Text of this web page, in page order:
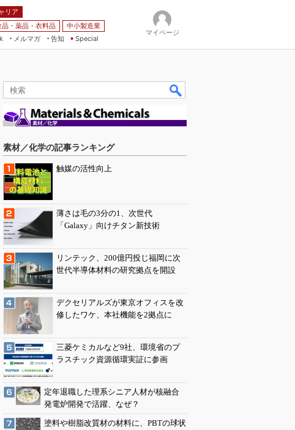
リア
品・薬品・衣料品
中小製造業
メルマガ
告知 Special
マイページ
素材／化学の記事ランキング
触媒の活性向上
薄さは毛の3分の1、次世代
「Galaxy」向けチタン新技術
リンテック、200億円投じ福岡に次
世代半導体材料の研究拠点を開設
デクセリアルズが東京オフィスを改
修したワケ、本社機能を2拠点に
三菱ケミカルなど9社、環境省のプ
ラスチック資源循環実証に参画
定年退職した理系シニア人材が核融合
発電炉開発で活躍、なぜ？
塗料や樹脂改質材の材料に、PBTの球状